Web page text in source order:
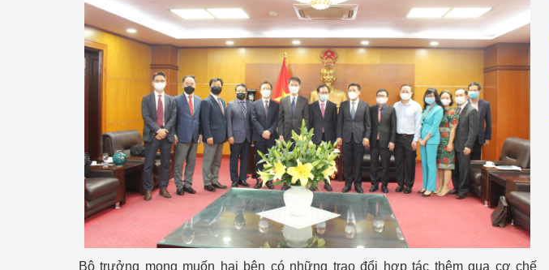
Bộ trưởng mong muốn hai bên có những trao đổi hợp tác thêm qua cơ chế